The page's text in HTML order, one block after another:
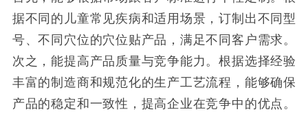
据不同的儿童常见疾病和适用场景，订制出不同型
号、不同穴位的穴位贴产品，满足不同客户需求。
次之，能提高产品质量与竞争能力。根据选择经验
丰富的制造商和规范化的生产工艺流程，能够确保
产品的稳定和一致性，提高企业在竞争中的优点。